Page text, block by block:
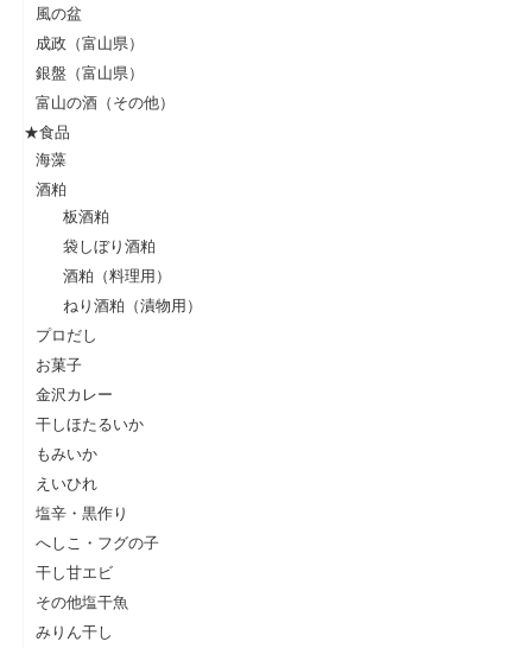
風の盆
成政（富山県）
銀盤（富山県）
富山の酒（その他）
★食品
海藻
酒粕
板酒粕
袋しぼり酒粕
酒粕（料理用）
ねり酒粕（漬物用）
プロだし
お菓子
金沢カレー
干しほたるいか
もみいか
えいひれ
塩辛・黒作り
へしこ・フグの子
干し甘エビ
その他塩干魚
みりん干し